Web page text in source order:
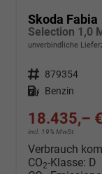
Skoda Fabia
unverbindliche
Fahrzeugnr. 879354
Kraftstoff Benzin
18.435,– €
incl. 19% MwSt.
Verbrauch
CO2-Klasse: D